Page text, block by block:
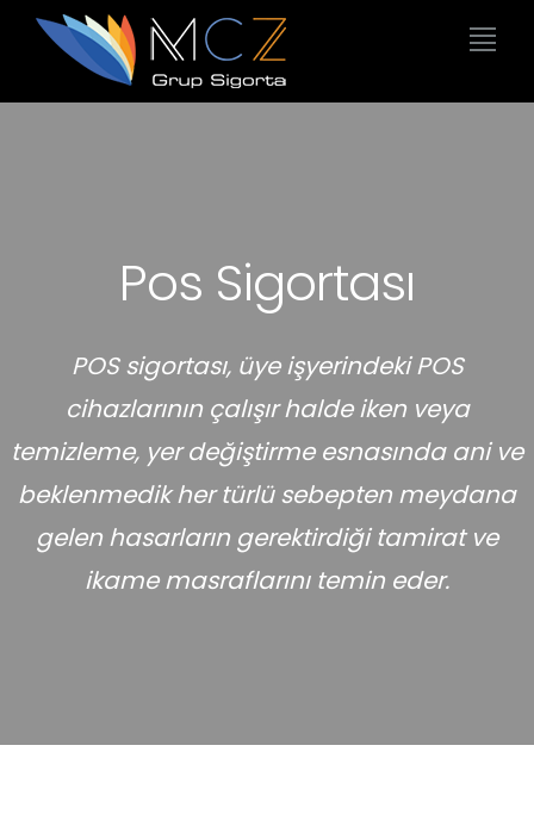
Pos Sigortası
POS sigortası, üye işyerindeki POS
cihazlarının çalışır halde iken veya
temizleme, yer değiştirme esnasında ani ve
beklenmedik her türlü sebepten meydana
gelen hasarların gerektirdiği tamirat ve
ikame masraflarını temin eder.